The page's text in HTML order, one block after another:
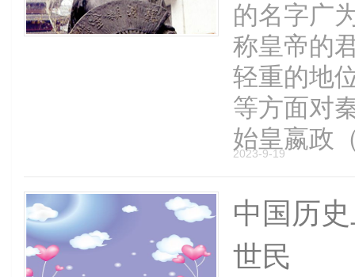
的名字广
称皇帝的
轻重的地
等方面对
始皇嬴政
2023-9-19
中国历
世民